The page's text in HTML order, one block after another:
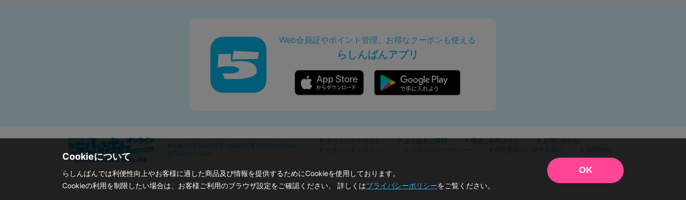
Web会員証やポイント管理、お得なクーポンも使える
らしんばんアプリ
東京都公安委員会許可済 古物商許可番号305500206246
株式会社らしんばん
オフィシャルサイト よくあるご質問 通販ご利用ガイド
お問い合わせ
セキュリティポリシー
プライバシーポリシー 特定商取引に関する表記 利用規約
©2019 - 2026 Lashinbang Co.,Ltd.
Cookieについて
らしんばんでは利便性向上やお客様に適した商品及び情報を提供するためにCookieを使用しております。
Cookieの利用を制限したい場合は、お客様ご利用のブラウザ設定をご確認ください。 詳しくはプライバシーポリシーをご覧ください。
OK